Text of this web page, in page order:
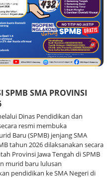
SMA PROVINSI
Dinas Pendidikan dan
resmi membuka
Baru (SPMB) jenjang SMA
tahun 2026 dilaksanakan secara
Provinsi Jawa Tengah di SPMB
murid baru lulusan
pendidikan ke SMA Negeri di